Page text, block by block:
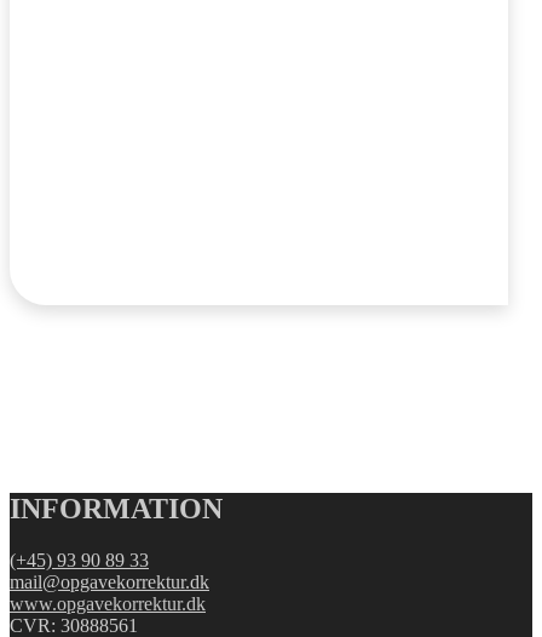
INFORMATION
(+45) 93 90 89 33
mail@opgavekorrektur.dk
www.opgavekorrektur.dk
CVR: 30888561